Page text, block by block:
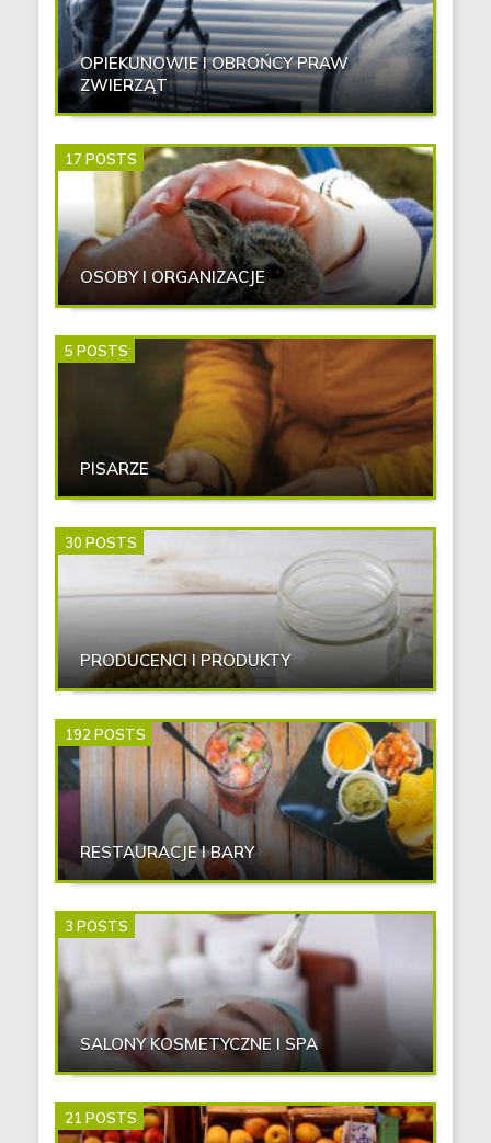
OPIEKUNOWIE I OBROŃCY PRAW
ZWIERZĄT
17 POSTS
OSOBY I ORGANIZACJE
5 POSTS
PISARZE
30 POSTS
PRODUCENCI I PRODUKTY
192 POSTS
RESTAURACJE I BARY
3 POSTS
SALONY KOSMETYCZNE I SPA
21 POSTS